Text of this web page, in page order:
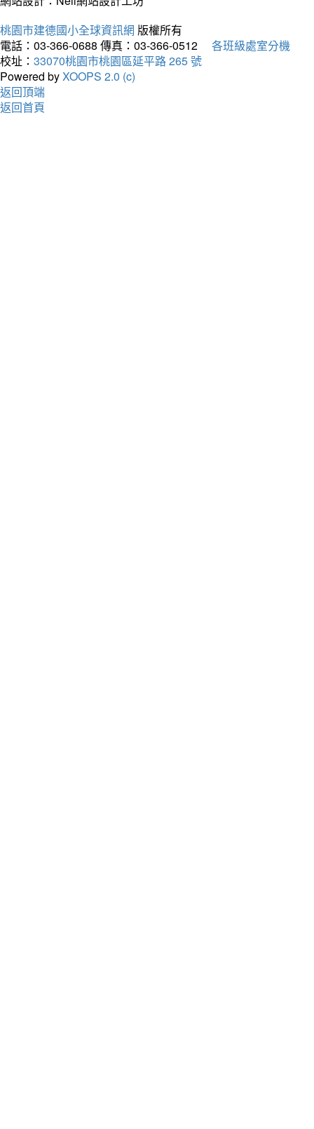
桃園市建德國小全球資訊網 版權所有
電話：03-366-0688 傳真：03-366-0512
各班級處室分機
校址： 33070桃園市桃園區延平路 265 號
Powered byXOOPS 2.0 (c)
返回頂端
返回首頁